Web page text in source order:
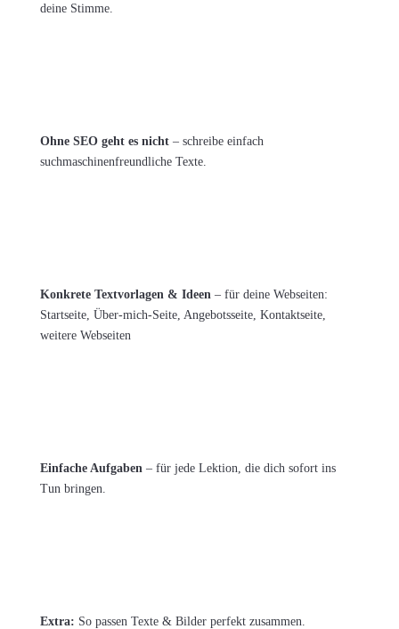
deine Stimme.
Ohne SEO geht es nicht– schreibe einfach
suchmaschinenfreundliche Texte.
Konkrete Textvorlagen & Ideen – für deine Webseiten:
Startseite, Über-mich-Seite, Angebotsseite, Kontaktseite,
weitere Webseiten
Einfache Aufgaben – für jede Lektion, die dich sofort ins
Tun bringen.
Extra: So passen Texte & Bilder perfekt zusammen.